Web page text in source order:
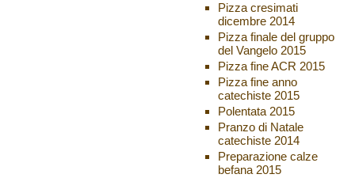
Pizza cresimati
dicembre 2014
Pizza finale del gruppo
del Vangelo 2015
Pizza fine ACR 2015
Pizza fine anno
catechiste 2015
Polentata 2015
Pranzo di Natale
catechiste 2014
Preparazione calze
befana 2015